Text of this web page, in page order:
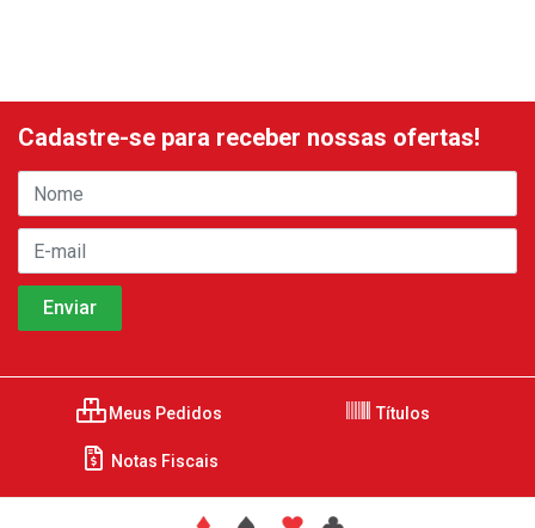
Cadastre-se para receber nossas ofertas!
Meus Pedidos Títulos
Notas Fiscais